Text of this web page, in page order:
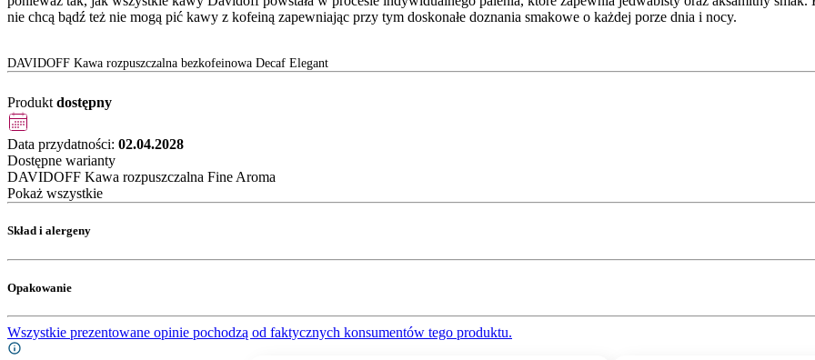
nie chcą bądź też nie mogą pić kawy z kofeiną zapewniając przy tym doskonałe doznania smakowe o każdej porze dnia i nocy.
DAVIDOFF Kawa rozpuszczalna bezkofeinowa Decaf Elegant
Produkt dostępny
Data przydatności: 02.04.2028
Dostępne warianty
DAVIDOFF Kawa rozpuszczalna Fine Aroma
Pokaż wszystkie
Skład i alergeny
Opakowanie
Wszystkie prezentowane opinie pochodzą od faktycznych konsumentów tego produktu.